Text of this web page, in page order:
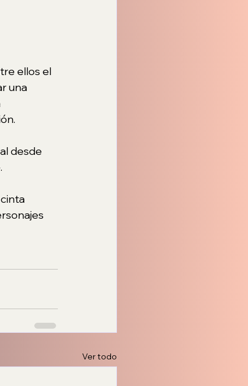
ellos el
una
desde
Ver todo